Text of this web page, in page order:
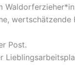
wertschätzende
Post.